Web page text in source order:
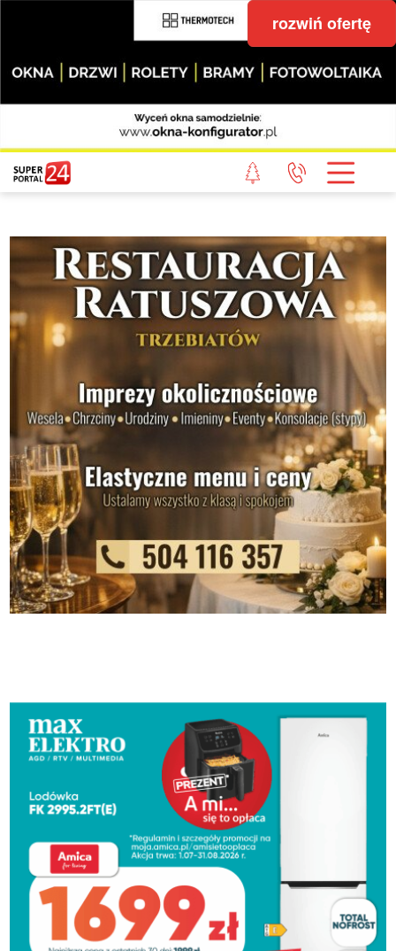
rozwiń ofertę
STRONA GŁÓWNA
POWIAT GRYFICKI
WIADOMOŚCI Z LASU
STUDIO SUPERPORTALU
KONTAKT
REDAKCJA
REGULAMIN